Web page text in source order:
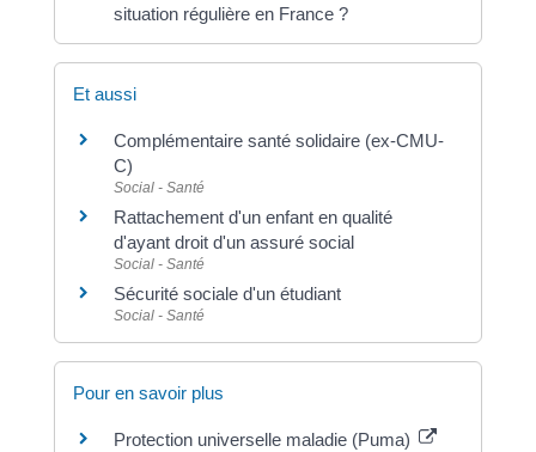
situation régulière en France ?
Et aussi
Complémentaire santé solidaire (ex-CMU-
C)
Social - Santé
Rattachement d'un enfant en qualité
d'ayant droit d'un assuré social
Social - Santé
Sécurité sociale d'un étudiant
Social - Santé
Pour en savoir plus
Protection universelle maladie (Puma)